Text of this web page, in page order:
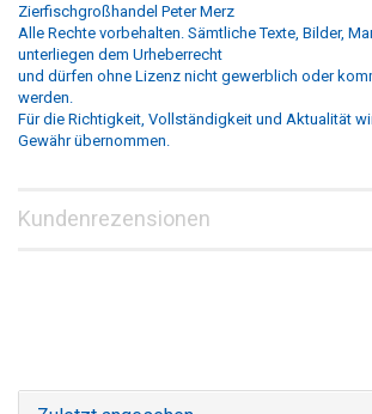
Zierfischgroßhandel Peter Merz
Alle Rechte vorbehalten. Sämtliche Texte, Bilder,
unterliegen dem Urheberrecht
und dürfen ohne Lizenz nicht gewerblich oder
werden.
Für die Richtigkeit, Vollständigkeit und Aktualität
Gewähr übernommen.
Kundenrezensionen